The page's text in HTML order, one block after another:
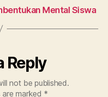
Mental Siswa
Reply
not be published.
are marked *